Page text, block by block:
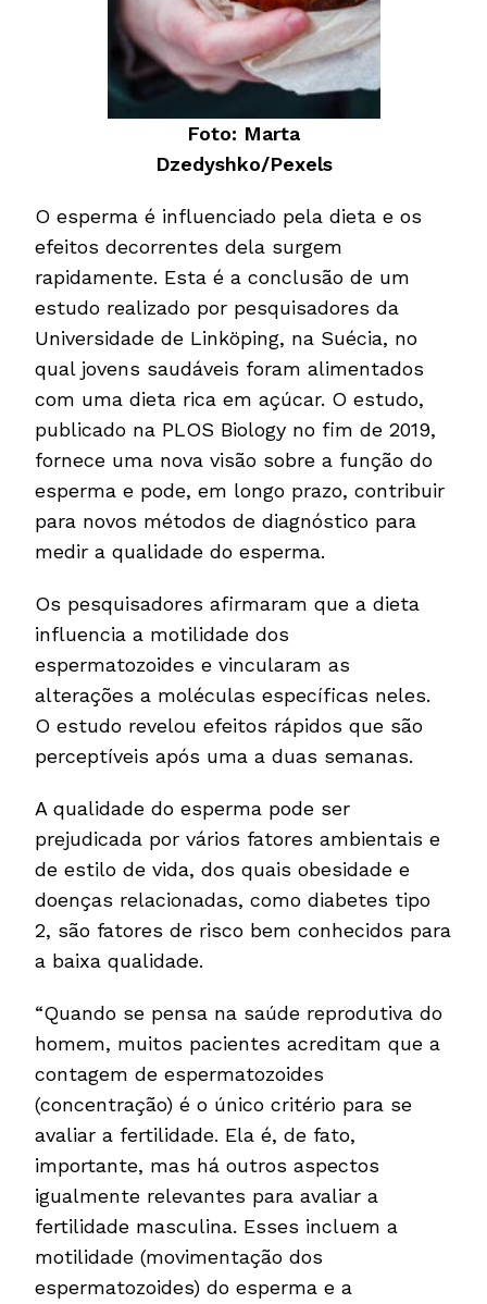
Foto: Marta
Dzedyshko/Pexels
O esperma é influenciado pela dieta e os
efeitos decorrentes dela surgem
rapidamente. Esta é a conclusão de um
estudo realizado por pesquisadores da
Universidade de Linköping, na Suécia, no
qual jovens saudáveis ​​foram alimentados
com uma dieta rica em açúcar. O estudo,
publicado na PLOS Biology no fim de 2019,
fornece uma nova visão sobre a função do
esperma e pode, em longo prazo, contribuir
para novos métodos de diagnóstico para
medir a qualidade do esperma.
Os pesquisadores afirmaram que a dieta
influencia a motilidade dos
espermatozoides e vincularam as
alterações a moléculas específicas neles.
O estudo revelou efeitos rápidos que são
perceptíveis após uma a duas semanas.
A qualidade do esperma pode ser
prejudicada por vários fatores ambientais e
de estilo de vida, dos quais obesidade e
doenças relacionadas, como diabetes tipo
2, são fatores de risco bem conhecidos para
a baixa qualidade.
“Quando se pensa na saúde reprodutiva do
homem, muitos pacientes acreditam que a
contagem de espermatozoides
(concentração) é o único critério para se
avaliar a fertilidade. Ela é, de fato,
importante, mas há outros aspectos
igualmente relevantes para avaliar a
fertilidade masculina. Esses incluem a
motilidade (movimentação dos
espermatozoides) do esperma e a